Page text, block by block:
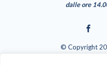
dalle ore
© Copyright